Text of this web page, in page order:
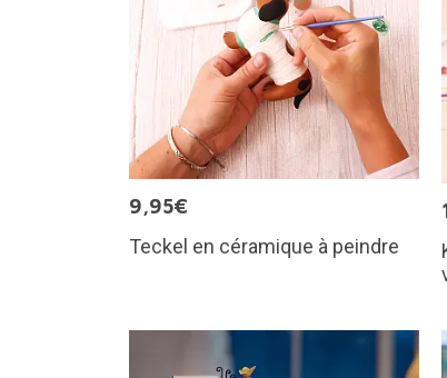
9,95€
Teckel en céramique à peindre